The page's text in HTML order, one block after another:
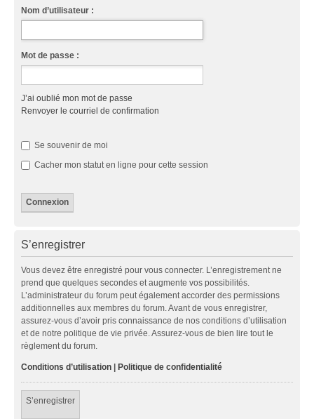
Nom d’utilisateur :
Mot de passe :
J’ai oublié mon mot de passe
Renvoyer le courriel de confirmation
Se souvenir de moi
Cacher mon statut en ligne pour cette session
S’enregistrer
Vous devez être enregistré pour vous connecter. L’enregistrement ne
prend que quelques secondes et augmente vos possibilités.
L’administrateur du forum peut également accorder des permissions
additionnelles aux membres du forum. Avant de vous enregistrer,
assurez-vous d’avoir pris connaissance de nos conditions d’utilisation
et de notre politique de vie privée. Assurez-vous de bien lire tout le
règlement du forum.
Conditions d’utilisation | Politique de confidentialité
S’enregistrer